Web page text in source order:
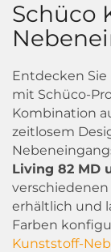
Schüco
Entdecken
mit Schüco-
Kombination
zeitlosem
Living 82 MD
erhältlich und
Farben
Kunststoff-